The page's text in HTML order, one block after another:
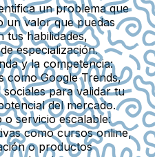
un problema que
un valor que puedas
tus habilidades,
especialización.
y la competencia:
como Google Trends,
sociales para validar tu
del mercado.
servicio escalable:
como cursos online,
o productos